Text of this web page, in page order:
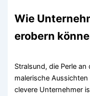
Wie
erobern
Stralsund, die Perle
malerische
clevere Unternehmer